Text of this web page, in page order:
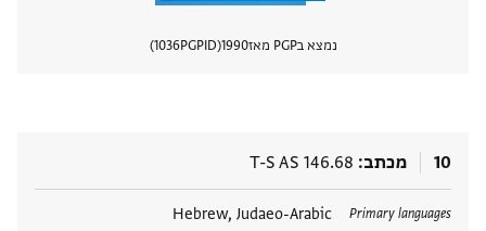
נמצא בPGP מאז 1990
PGPID
1036
10 מכתב T-S AS 146.68
Primary languages
Hebrew, Judaeo-Arabic תגים